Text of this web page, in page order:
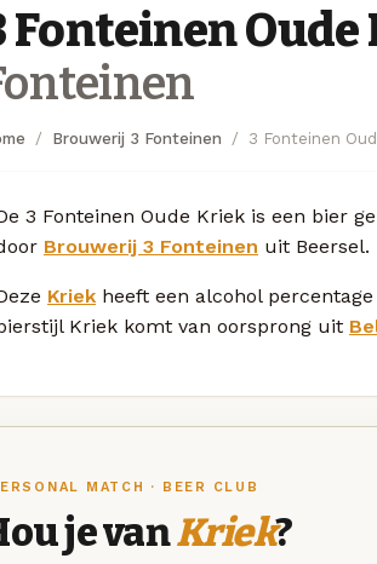
Fonteinen
Brouwerij 3 Fonteinen 3 Fonteinen
3 Fonteinen Oude Kriek is een bier
Brouwerij 3 Fonteinen uit Beersel.
Kriek heeft een alcohol percentage
Kriek komt van oorsprong uit
MATCH · BEER CLUB
je vanKriek?